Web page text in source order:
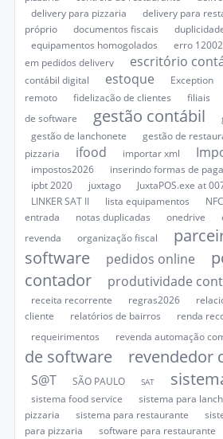
delivery para pizzaria
delivery para
próprio
documentos fiscais
equipamentos homogolados
erro 12002
em pedidos delivery
escritório
contábil digital
estoque Exception
remoto
fidelização de clientes filiais
de software
gestão contábil
gestão de lanchonete
gestão de
pizzaria
ifood importar xml
impostos2026 inserindo formas de
ipbt 2020
juxtago JuxtaPOS.exe at
LINKER SAT II
lista equipamentos
entrada
notas duplicadas onedrive
revenda
organização fiscal
software
pedidos online
contador
produtividade
receita recorrente
regras2026
cliente
relatórios de bairros
renda
requeirimentos
revenda automação
de software
revendedor
S@T SÃO PAULO SAT
sistema food service sistema para
pizzaria
sistema para restaurante
para pizzaria
software para restaurante